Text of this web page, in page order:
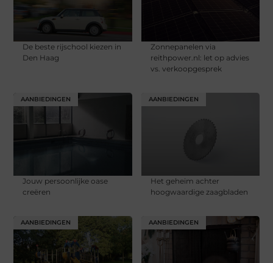
De beste rijschool kiezen in
Den Haag
Zonnepanelen via
reithpower.nl: let op advies
vs. verkoopgesprek
AANBIEDINGEN
Jouw persoonlijke oase
creëren
AANBIEDINGEN
Het geheim achter
hoogwaardige zaagbladen
AANBIEDINGEN AANBIEDINGEN